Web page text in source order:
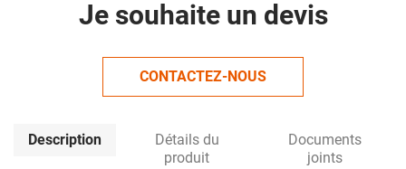
Je souhaite un devis
CONTACTEZ-NOUS
Description
Détails du
produit
Documents
joints